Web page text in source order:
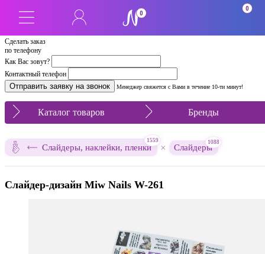
Сделать заказ
по телефону
Как Вас зовут?
Контактный телефон
Менеджер свяжется с Вами в течение 10-ти минут!
0
0
Каталог товаров Бренды
Слайдеры, наклейки, пленки
1559
× Слайдеры
1088
Слайдер-дизайн Miw Nails W-261